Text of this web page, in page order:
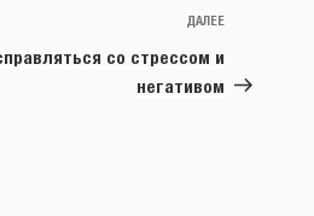
Следующая
ДАЛЕЕ
со стрессом и
негативом